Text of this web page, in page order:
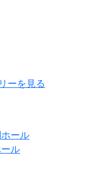
ーを見る
ル